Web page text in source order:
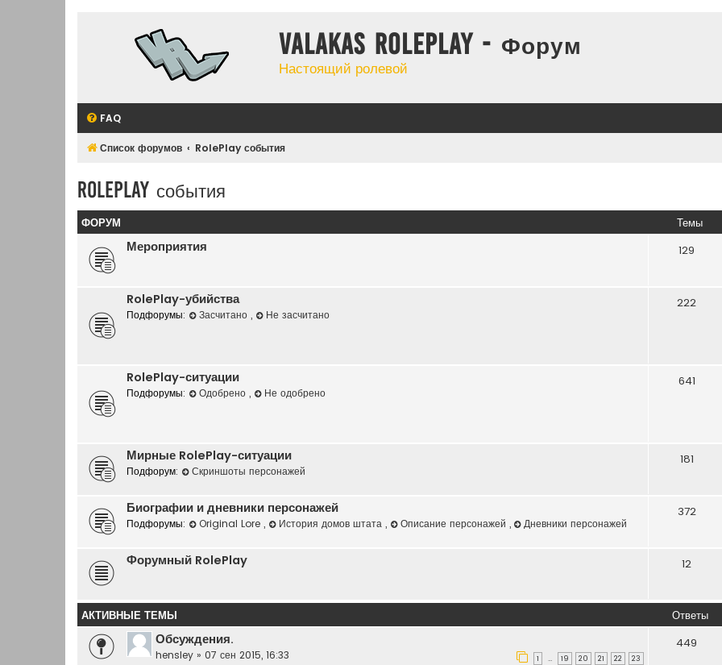
Valakas Roleplay - Форум
Настоящий ролевой
FAQ
Список форумов RolePlay события
RolePlay события
ФОРУМ Темы
Мероприятия 129
RolePlay-убийства
Подфорумы: Засчитано , Не засчитано
222
RolePlay-ситуации
Подфорумы: Одобрено , Не одобрено
641
Мирные RolePlay-ситуации
Подфорум: Скриншоты персонажей
181
Биографии и дневники персонажей
Подфорумы: Original Lore , История домов штата , Описание персонажей , Дневники персонажей
372
Форумный RolePlay 12
АКТИВНЫЕ ТЕМЫ Ответы
Обсуждения.
hensley » 07 сен 2015, 16:33 1 … 19 20 21 22 23
449